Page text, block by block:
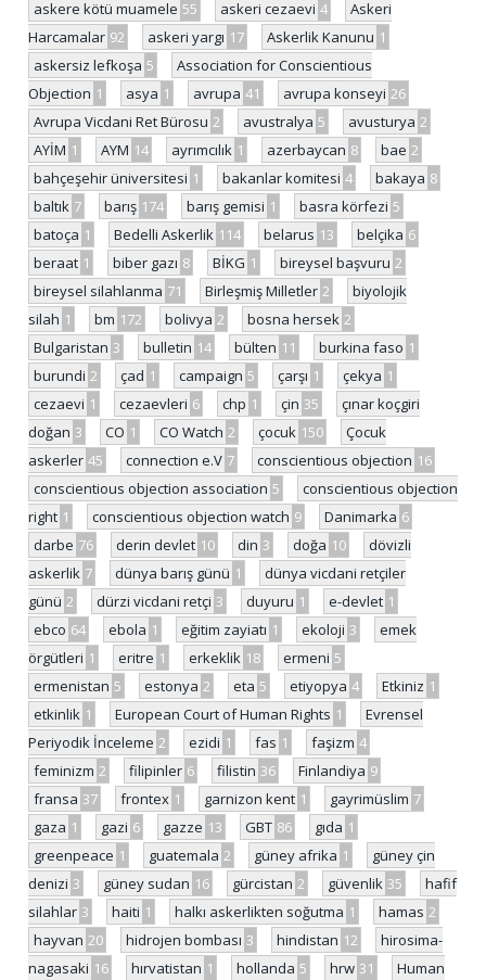
askere kötü muamele 55 askeri cezaevi 4
Askeri
Harcamalar 92 askeri yargı 17 Askerlik Kanunu 1
askersiz lefkoşa 5
Association for Conscientious
Objection 1 asya 1 avrupa 41 avrupa konseyi 26
Avrupa Vicdani Ret Bürosu 2 avustralya 5 avusturya 2
AYİM 1 AYM 14 ayrımcılık 1 azerbaycan 8 bae 2
bahçeşehir üniversitesi 1 bakanlar komitesi 4 bakaya 8
baltık 7 barış 174 barış gemisi 1 basra körfezi 5
batoça 1 Bedelli Askerlik 114 belarus 13 belçika 6
beraat 1 biber gazı 8 BİKG 1 bireysel başvuru 2
bireysel silahlanma 71 Birleşmiş Milletler 2
biyolojik
silah 1 bm 172 bolivya 2 bosna hersek 2
Bulgaristan 3 bulletin 14 bülten 11 burkina faso 1
burundi 2 çad 1 campaign 5 çarşı 1 çekya 1
cezaevi 1 cezaevleri 6 chp 1 çin 35
çınar koçgiri
doğan 3 CO 1 CO Watch 2 çocuk 150
Çocuk
askerler 45 connection e.V 7 conscientious objection 16
conscientious objection association 5
conscientious objection
right 1 conscientious objection watch 9 Danimarka 6
darbe 76 derin devlet 10 din 3 doğa 10
dövizli
askerlik 7 dünya barış günü 1
dünya vicdani retçiler
günü 2 dürzi vicdani retçi 3 duyuru 1 e-devlet 1
ebco 64 ebola 1 eğitim zayiatı 1 ekoloji 3
emek
örgütleri 1 eritre 1 erkeklik 18 ermeni 5
ermenistan 5 estonya 2 eta 5 etiyopya 4 Etkiniz 1
etkinlik 1 European Court of Human Rights 1
Evrensel
Periyodik İnceleme 2 ezidi 1 fas 1 faşizm 4
feminizm 2 filipinler 6 filistin 36 Finlandiya 9
fransa 37 frontex 1 garnizon kent 1 gayrimüslim 7
gaza 1 gazi 6 gazze 13 GBT 86 gıda 1
greenpeace 1 guatemala 2 güney afrika 1
güney çin
denizi 3 güney sudan 16 gürcistan 2 güvenlik 35
hafif
silahlar 3 haiti 1 halkı askerlikten soğutma 1 hamas 2
hayvan 20 hidrojen bombası 3 hindistan 12
hirosima-
nagasaki 16 hırvatistan 1 hollanda 5 hrw 31
Human